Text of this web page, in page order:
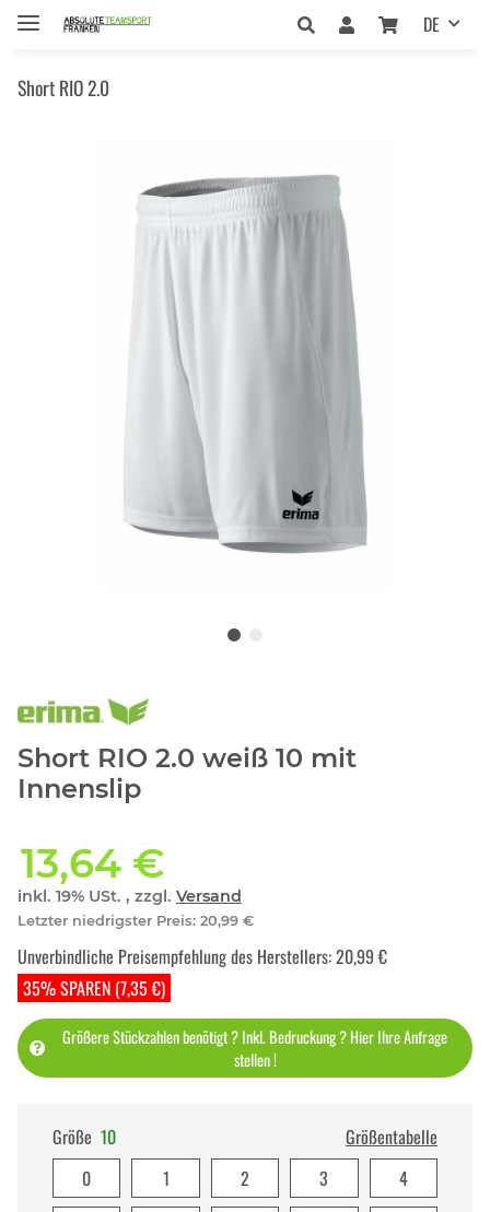
DE
Short RIO 2.0
Short RIO 2.0 weiß 10 mit
Innenslip
13,64 €
inkl. 19% USt. , zzgl. Versand
Letzter niedrigster Preis: 20,99 €
35% SPAREN (7,35 €)
Unverbindliche Preisempfehlung des Herstellers:20,99 €
Größere Stückzahlen benötigt ? Inkl. Bedruckung ? Hier Ihre Anfrage
stellen !
Größe 10
Größentabelle
0
1 2 3
4